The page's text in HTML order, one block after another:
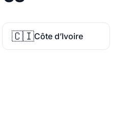
🇨🇮Côte d’Ivoire